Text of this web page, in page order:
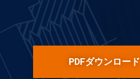
PDFダウンロード